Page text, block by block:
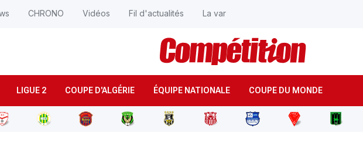
LIGUE 2 COUPE D'ALGÉRIE ÉQUIPE NATIONALE COUPE DU MONDE
CHRONO Vidéos Fil d'actualités La var